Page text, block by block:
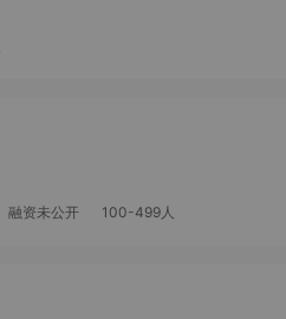
融资未公开 100-499人